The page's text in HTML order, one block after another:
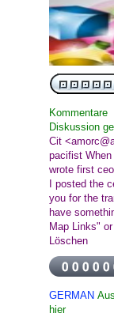
Kommentare
Diskussion
Cit
pacifist
wrote first
I posted the
you for the
have
Map Links"
Löschen
GERMAN
hier